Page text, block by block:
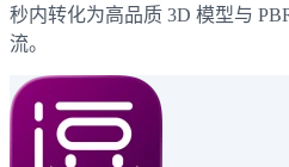
秒内转化为高品质 3D 模型与
流。